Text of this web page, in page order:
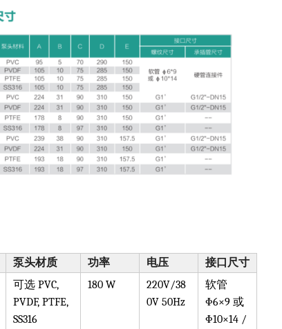
泵头材质 功率 电压
接口尺寸
可选 PVC,
PVDF, PTFE,
SS316
180 W
220V/38
0V 50Hz
软管
Φ6×9 或
Φ10×14 /